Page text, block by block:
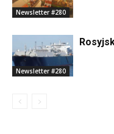
Newsletter #280
Newsletter #280